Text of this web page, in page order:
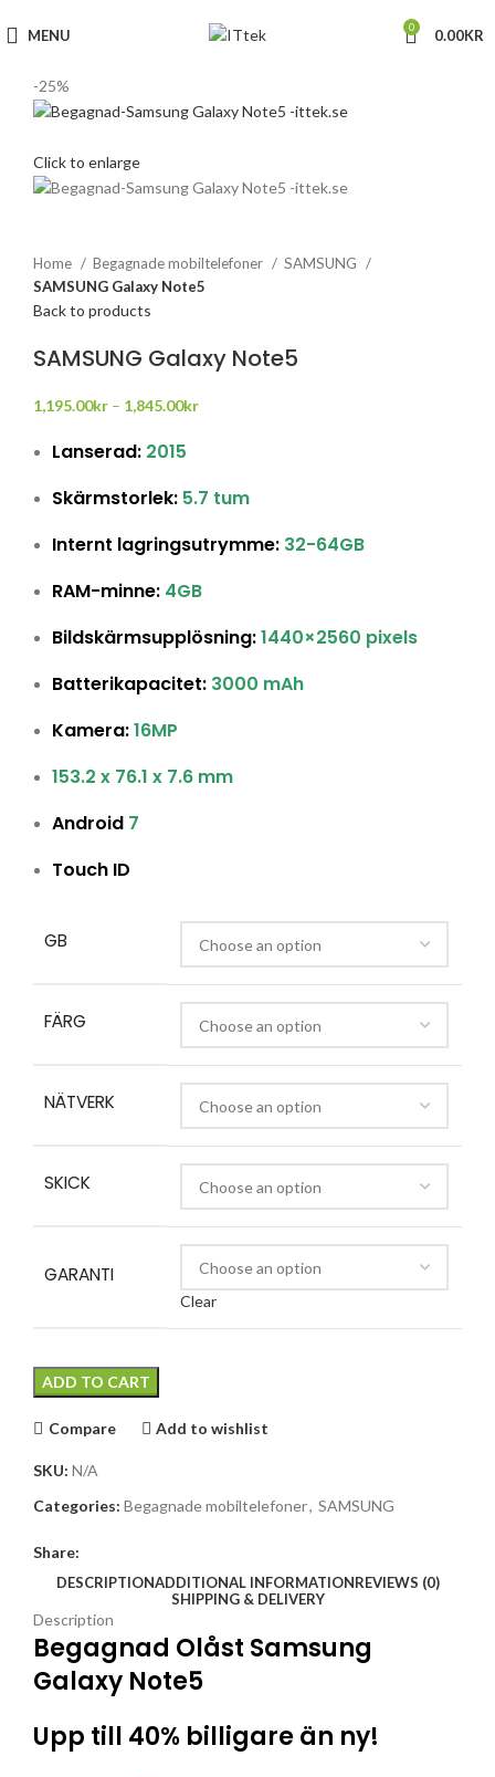
MENU 0 0.00KR
-25%
Click to enlarge
Home Begagnade mobiltelefoner
SAMSUNG
SAMSUNG Galaxy Note5
Back to products
SAMSUNG Galaxy Note5
1,195.00kr – 1,845.00kr
Lanserad: 2015
Skärmstorlek: 5.7 tum
Internt lagringsutrymme: 32-64GB
RAM-minne: 4GB
Bildskärmsupplösning:1440×2560 pixels
Batterikapacitet: 3000 mAh
Kamera:16MP
153.2 x 76.1 x 7.6 mm
Android 7
Touch ID
GB
FÄRG
NÄTVERK
SKICK
GARANTI
Clear
ADD TO CART
Compare Add to wishlist
SKU: N/A
Categories: Begagnade mobiltelefoner, SAMSUNG
Share:
DESCRIPTIONADDITIONAL INFORMATIONREVIEWS (0)
SHIPPING & DELIVERY
Description
Begagnad Olåst Samsung
Galaxy Note5
Upp till 40% billigare än ny!